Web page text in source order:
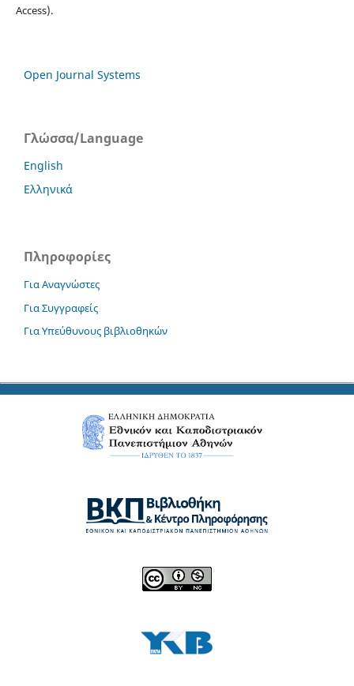
Access).
Open Journal Systems
Γλώσσα/Language
English
Ελληνικά
Πληροφορίες
Για Αναγνώστες
Για Συγγραφείς
Για Υπεύθυνους βιβλιοθηκών